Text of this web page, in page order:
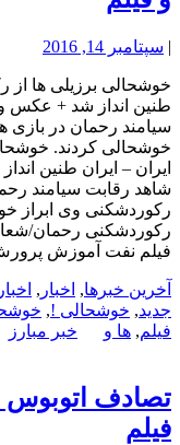
سپتامبر 14, 2016
خوشحالی برزیلی ها از
طنین انداز شد + عکس و
سیامند رحمان در بازی
خوشحالی کردند.
ایران – ایران طنین
شاهد رقابت سیامند
رکوردشکنی وی ابراز
رکوردشکنی رحمان/
فیلم نفت آموزش
آخرین خبرها,اخبار,
جدید,خوشحالی ! ,
فیلم,ها و خبر مبارز
تصادف اتوبوس
فیلم